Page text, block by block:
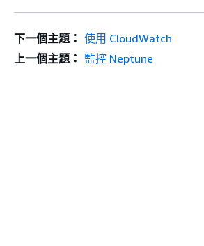
下一個主題： 使用 CloudWatch
上一個主題： 監控 Neptune